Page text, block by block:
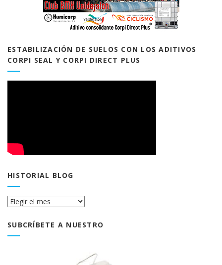
ESTABILIZACIÓN DE SUELOS CON LOS ADITIVOS
CORPI SEAL Y CORPI DIRECT PLUS
HISTORIAL BLOG
Historial
SUBCRÍBETE A NUESTRO